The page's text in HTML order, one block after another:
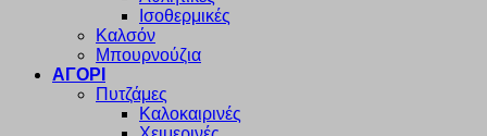
Ισοθερμικές
Καλσόν
Μπουρνούζια
ΑΓΟΡΙ
Πυτζάμες
Καλοκαιρινές